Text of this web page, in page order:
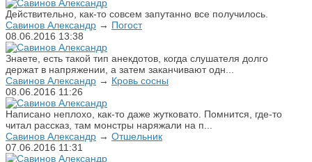
Действительно, как-то совсем запутанно все получилось.
Савинов Александр → Погост
08.06.2016 13:38
Знаете, есть такой тип анекдотов, когда слушателя долго
держат в напряжении, а затем заканчивают одн...
Савинов Александр → Кровь сосны
08.06.2016 11:26
Написано неплохо, как-то даже жутковато. Помнится, где-то
читал рассказ, там монстры наряжали на п...
Савинов Александр → Отшельник
07.06.2016 11:31